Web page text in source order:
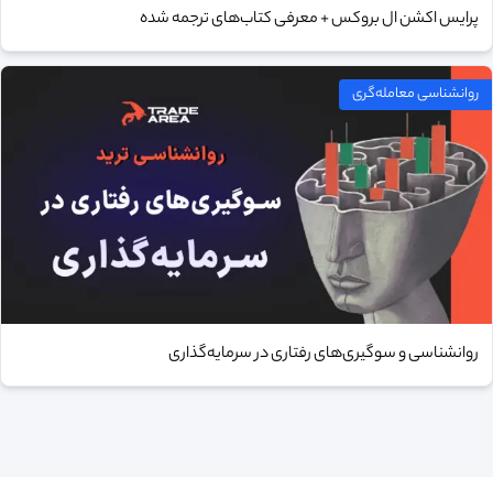
پرایس اکشن ال بروکس + معرفی کتاب‌های ترجمه شده
روانشناسی معامله‌گری
روانشناسی و سوگیری‌های رفتاری در سرمایه‌گذاری